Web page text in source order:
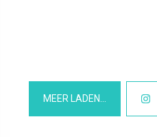
MEER LADEN…